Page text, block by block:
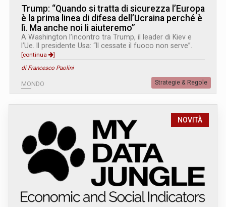
Trump: “Quando si tratta di sicurezza l’Europa
è la prima linea di difesa dell’Ucraina perché è
lì. Ma anche noi li aiuteremo”
A Washington l’incontro tra Trump, il leader di Kiev e
l’Ue. Il presidente Usa: “Il cessate il fuoco non serve”.
[continua
]
di Francesco Paolini
MONDO Strategie & Regole
NOVITÀ